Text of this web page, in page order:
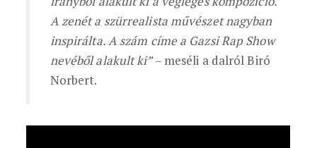
A zenét a szürrealista művészet nagyban
inspirálta. A szám címe a Gazsi Rap Show
nevéből alakult ki”– meséli a dalról Biró
Norbert.